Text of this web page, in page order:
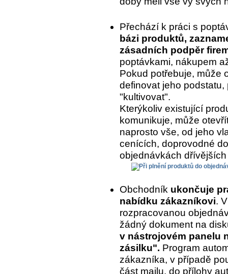
Přechází k práci s
bázi produktů,
zásadních podpěr
poptávkami, nákupem
Pokud potřebuje, může
definovat jeho
"kultivovat".
Kterýkoliv existující
komunikuje, může
naprosto vše, od jeho
cenících, doprovodné
objednávkách
Obchodník ukončuje
nabídku zákazníkovi.
rozpracovanou
žádný dokument na
v nástrojovém panelu
zásilku". Program
zákazníka, v případě
část mailu, do přílohy